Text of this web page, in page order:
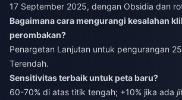
17 September 2025, dengan Obsidia dan
Bagaimana cara mengurangi kesalahan
perombakan?
Penargetan Lanjutan untuk pengurangan
Terendah.
Sensitivitas terbaik untuk peta baru?
60-70% di atas titik tengah; +10% jika ada